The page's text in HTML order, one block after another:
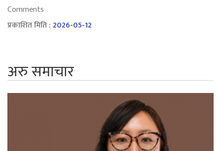
Comments
प्रकाशित मिति :2026-05-12
अरु समाचार